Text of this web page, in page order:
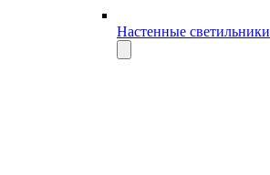
Настенные светильники